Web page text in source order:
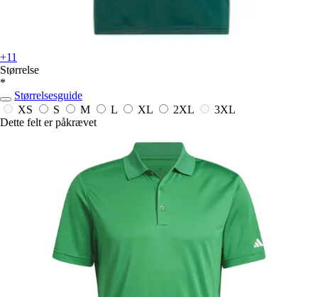
+11
Størrelse
*
Størrelsesguide
XS
S M L XL 2XL
3XL
Dette felt er påkrævet